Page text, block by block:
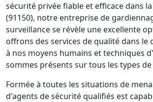
sécurité privée fiable et efficace dans
(91150), notre entreprise de
surveillance se révèle une excellente
offrons des services de qualité dans le
à nos moyens humains et techniques
sommes présents sur tous les types
Formée à toutes les situations de
d'agents de sécurité qualifiés est